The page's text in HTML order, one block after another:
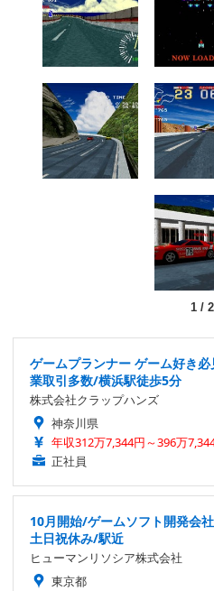
1/ 2
ゲームプランナー ゲーム好き
業取引多数/横浜駅徒歩5分
株式会社クラップハンズ
神奈川県
年収312万7,344円～396万
正社員
10月開始/ゲームソフト開発会
土日祝休み/駅近
ヒューマンリソシア株式会社
東京都